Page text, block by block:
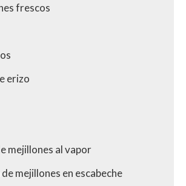
frescos
erizo
mejillones al vapor
mejillones en escabeche